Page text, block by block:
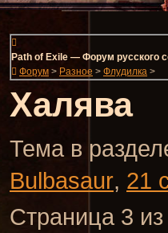
Path of Exile — Форум русского
Форум > Разное > Флудилка >
Халява
Тема в
Bulbasaur, 21
Страница 3